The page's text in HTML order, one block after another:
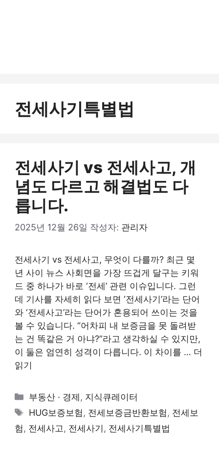
전세사기특별법
전세사기 vs 전세사고, 개
념도 다르고 해결법도 다
릅니다.
2025년 12월 26일 작성자: 관리자
전세사기 vs 전세사고, 무엇이 다를까? 최근 몇
년 사이 뉴스 사회면을 가장 뜨겁게 달구는 키워
드 중 하나가 바로 ‘전세’ 관련 이슈입니다. 그런
데 기사를 자세히 읽다 보면 ‘전세사기’라는 단어
와 ‘전세사고’라는 단어가 혼용되어 쓰이는 것을
볼 수 있습니다. “어차피 내 보증금을 못 돌려받
는 건 똑같은 거 아냐?”라고 생각하실 수 있지만,
이 둘은 엄연히 성격이 다릅니다. 이 차이를 … 더
읽기
카
테
리
부동산 · 경제, 지식큐레이터
태
그
HUG보증보험 , 전세보증금반환보험 , 전세보
험 , 전세사고 , 전세사기 , 전세사기특별법